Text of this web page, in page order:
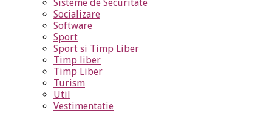
Sisteme de Securitate
Socializare
Software
Sport
Sport si Timp Liber
Timp liber
Timp Liber
Turism
Util
Vestimentatie